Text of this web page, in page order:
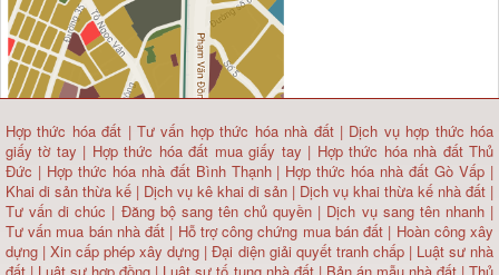
Hợp thức hóa đất |Tư vấn hợp thức hóa nhà đất| Dịch vụ hợp thức hóa
giấy tờ tay | Hợp thức hóa đất mua giấy tay | Hợp thức hóa nhà đất Thủ
Đức | Hợp thức hóa nhà đất Bình Thạnh | Hợp thức hóa nhà đất Gò Vấp |
Khai di sản thừa kế | Dịch vụ kê khai di sản | Dịch vụ khai thừa kế nhà đất |
Tư vấn di chúc | Đăng bộ sang tên chủ quyền | Dịch vụ sang tên nhanh |
Tư vấn mua bán nhà đất | Hỗ trợ công chứng mua bán đất | Hoàn công xây
dựng | Xin cấp phép xây dựng |Đại diện giải quyết tranh chấp | Luật sư nhà
đất | Luật sư hợp đồng | Luật sư tố tụng nhà đất | Bản án mẫu nhà đất|Thủ